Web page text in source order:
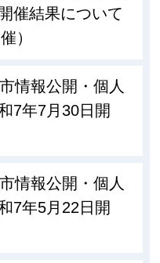
催結果について
）
情報公開・個人
7年7月30日開
情報公開・個人
7年5月22日開